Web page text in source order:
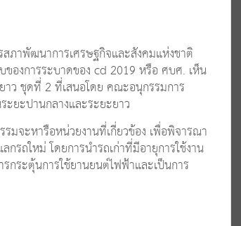
ภาพัฒนาการเศรษฐกิจและสังคมแห่งชาติ
องการระบาดของ cd 2019 หรือ ศบศ. เห็น
าว ชุดที่ 2 ที่เสนอโดย คณะอนุกรรมการ
ะยะปานกลางและระยะยาว
มจะหารือหน่วยงานที่เกี่ยวข้อง เพื่อพิจารณา
รถใหม่ โดยการนำรถเก่าที่มีอายุการใช้งาน
กระตุ้นการใช้ยานยนต์ไฟฟ้าและเป็นการ